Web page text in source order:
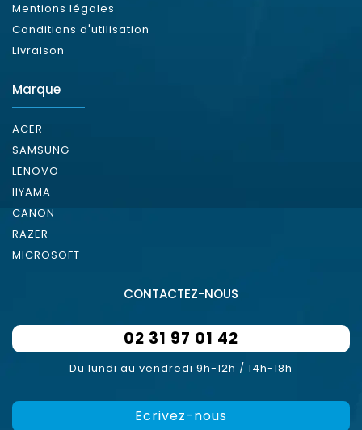
Mentions légales
Conditions d'utilisation
Livraison
Marque
ACER
SAMSUNG
LENOVO
IIYAMA
CANON
RAZER
MICROSOFT
CONTACTEZ-NOUS
02 31 97 01 42
Du lundi au vendredi 9h-12h / 14h-18h
Ecrivez-nous